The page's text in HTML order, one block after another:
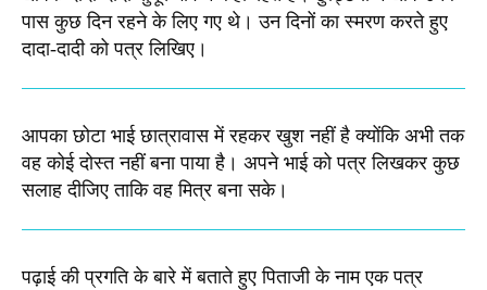
पास कुछ दिन रहने के लिए गए थे। उन दिनों का स्मरण करते हुए
दादा-दादी को पत्र लिखिए।
आपका छोटा भाई छात्रावास में रहकर खुश नहीं है क्योंकि अभी तक
वह कोई दोस्त नहीं बना पाया है। अपने भाई को पत्र लिखकर कुछ
सलाह दीजिए ताकि वह मित्र बना सके।
पढ़ाई की प्रगति के बारे में बताते हुए पिताजी के नाम एक पत्र